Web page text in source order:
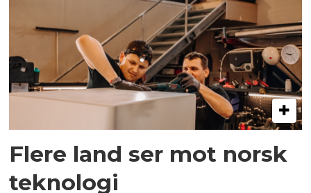
Flere land ser mot norsk
teknologi